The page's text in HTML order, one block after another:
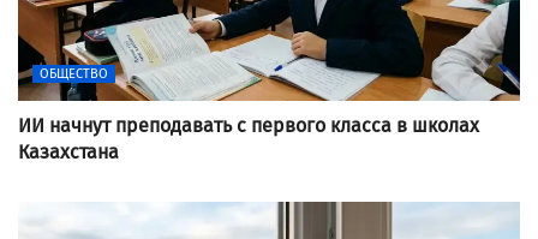
ОБЩЕСТВО
ИИ начнут преподавать с первого класса в школах
Казахстана